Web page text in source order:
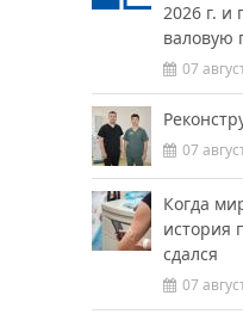
2026 г. и
валовую
07
07
Когда
история
сдался
07